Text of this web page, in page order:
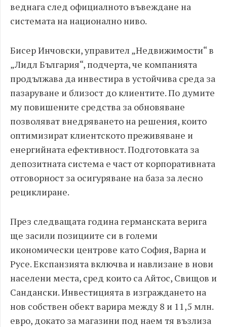
веднага след официалното въвеждане на
системата на национално ниво.
Бисер Инчовски, управител „Недвижимости“ в
„Лидл България“, подчерта, че компанията
продължава да инвестира в устойчива среда за
пазаруване и близост до клиентите. По думите
му повишените средства за обновяване
позволяват внедряването на решения, които
оптимизират клиентското преживяване и
енергийната ефективност. Подготовката за
депозитната система е част от корпоративната
отговорност за осигуряване на база за лесно
рециклиране.
През следващата година германската верига
ще засили позициите си в големи
икономически центрове като София, Варна и
Русе. Експанзията включва и навлизане в нови
населени места, сред които са Айтос, Свищов и
Сандански. Инвестицията в изграждането на
нов собствен обект варира между 8 и 11,5 млн.
евро, докато за магазини под наем тя възлиза